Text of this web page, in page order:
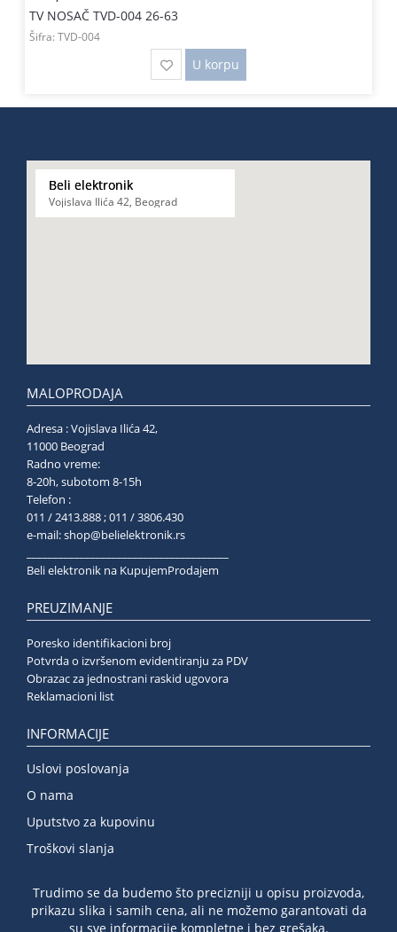
TV NOSAČ TVD-004 26-63
Šifra: TVD-004
U korpu
Beli elektronik
Vojislava Ilića 42, Beograd
MALOPRODAJA
Adresa : Vojislava Ilića 42,
11000 Beograd
Radno vreme:
8-20h, subotom 8-15h
Telefon :
011 / 2413.888 ; 011 / 3806.430
e-mail:shop@belielektronik.rs
Beli elektronik na KupujemProdajem
PREUZIMANJE
Poresko identifikacioni broj
Potvrda o izvršenom evidentiranju za PDV
Obrazac za jednostrani raskid ugovora
Reklamacioni list
INFORMACIJE
Uslovi poslovanja
O nama
Uputstvo za kupovinu
Troškovi slanja
Trudimo se da budemo što precizniji u opisu proizvoda,
prikazu slika i samih cena, ali ne možemo garantovati da
su sve informacije kompletne i bez grešaka.